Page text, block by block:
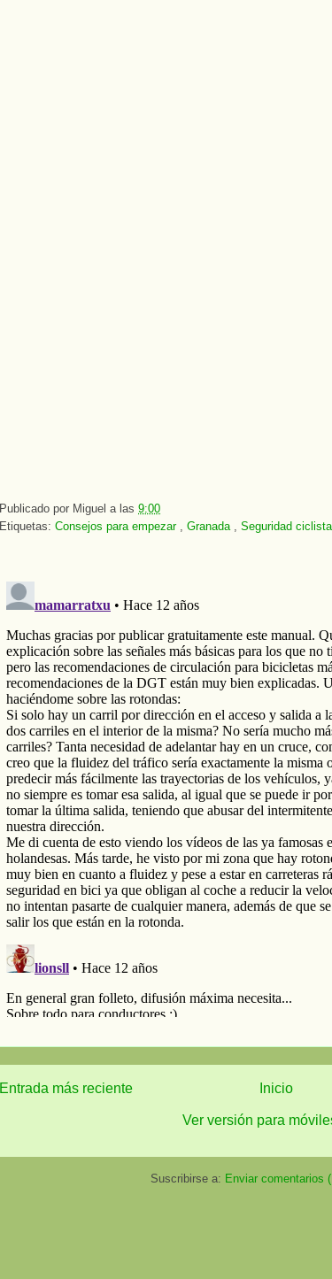
Publicado por Miguel a las 9:00
Etiquetas: Consejos para empezar , Granada , Seguridad ciclista
Entrada más reciente Inicio
Ver versión para
Suscribirse a: Enviar comentarios